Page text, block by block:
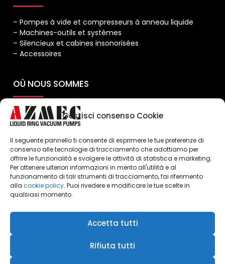
Gestisci consenso Cookie
Il seguente pannello ti consente di esprimere le tue preferenze di
consenso alle tecnologie di tracciamento che adottiamo per
offrire le funzionalità e svolgere le attività di statistica e marketing.
Per ottenere ulteriori informazioni in merito all'utilità e al
funzionamento di tali strumenti di tracciamento, fai riferimento
alla cookie policy. Puoi rivedere e modificare le tue scelte in
qualsiasi momento.
Accetta tutti
Rifiuta tutti
– Pompes à vide et compresseurs à anneau liquide
– Machines-outils et systèmes
– Silencieux et cabines insonorisées
– Accessoires
OÙ NOUS SOMMES
Cliquez pour accepter les cookies
marketing et activer ce contenu